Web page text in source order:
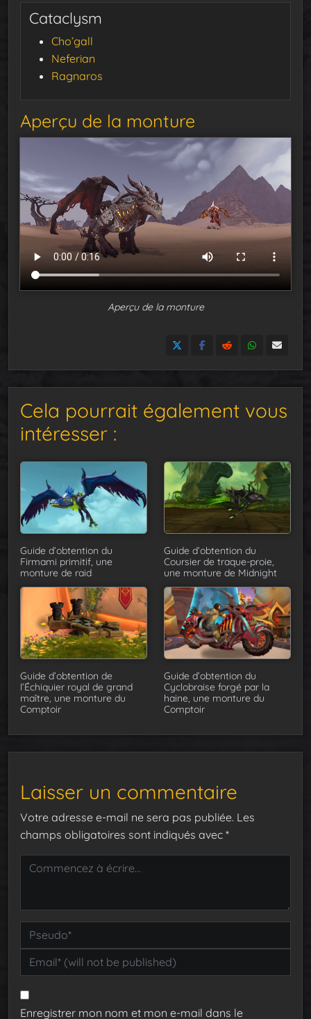
Cataclysm
Cho’gall
Neferian
Ragnaros
Aperçu de la monture
Aperçu de la monture
Cela pourrait également vous
intéresser :
Guide d’obtention du
Firmami primitif, une
monture de raid
Guide d’obtention du
Coursier de traque-proie,
une monture de Midnight
Guide d’obtention de
l’Échiquier royal de grand
maître, une monture du
Comptoir
Guide d’obtention du
Cyclobraise forgé par la
haine, une monture du
Comptoir
Laisser un commentaire
Votre adresse e-mail ne sera pas publiée. Les
champs obligatoires sont indiqués avec *
Enregistrer mon nom et mon e-mail dans le